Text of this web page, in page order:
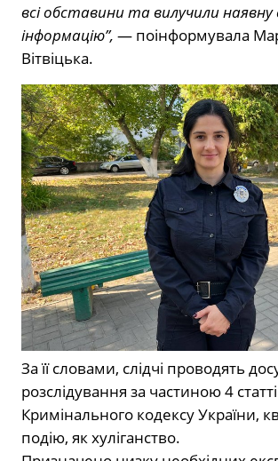
всі обставини та вилучили наявну
інформацію”, — поінформувала
Вітвіцька.
За її словами, слідчі проводять
розслідування за частиною 4
Кримінального кодексу України,
подію, як хуліганство.